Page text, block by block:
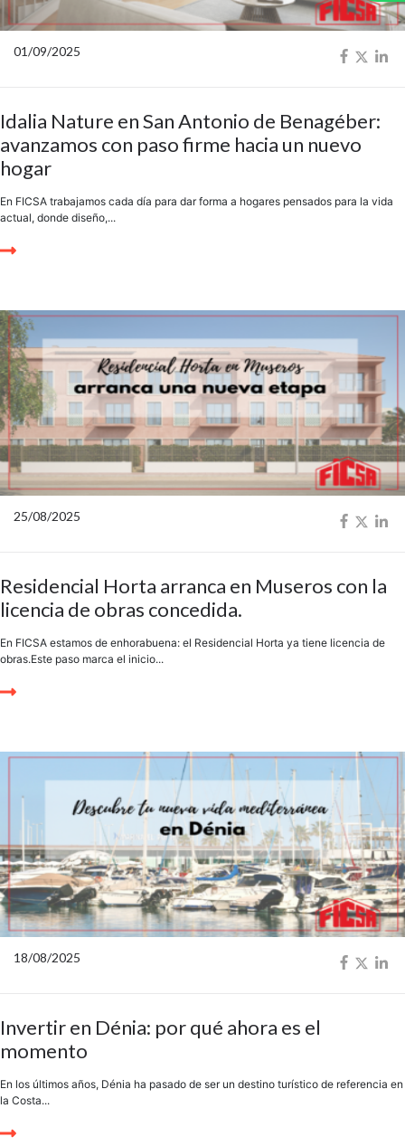
01/09/2025
Idalia Nature en San Antonio de Benagéber:
avanzamos con paso firme hacia un nuevo
hogar
En FICSA trabajamos cada día para dar forma a hogares pensados para la vida
actual, donde diseño,...
25/08/2025
Residencial Horta arranca en Museros con la
licencia de obras concedida.
En FICSA estamos de enhorabuena: el Residencial Horta ya tiene licencia de
obras.Este paso marca el inicio...
18/08/2025
Invertir en Dénia: por qué ahora es el
momento
En los últimos años, Dénia ha pasado de ser un destino turístico de referencia en
la Costa...